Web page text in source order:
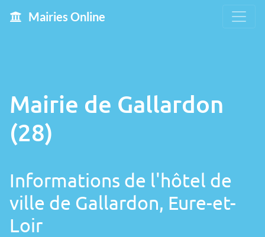
Mairies Online
Mairie de Gallardon
(28)
Informations de l'hôtel de
ville de Gallardon, Eure-et-
Loir